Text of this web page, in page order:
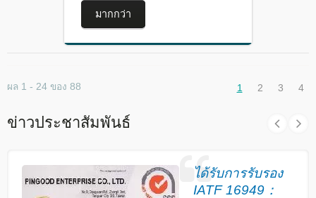
มากกว่า
ผล 1 - 24 ของ 88 1 2 3 4
ข่าวประชาสัมพันธ์
ได้รับการรับรอง
IATF 16949：